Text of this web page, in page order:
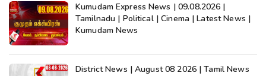
Kumudam Express News | 09.08.2026 |
Tamilnadu | Political | Cinema | Latest News |
Kumudam News
District News | August 08 2026 | Tamil News